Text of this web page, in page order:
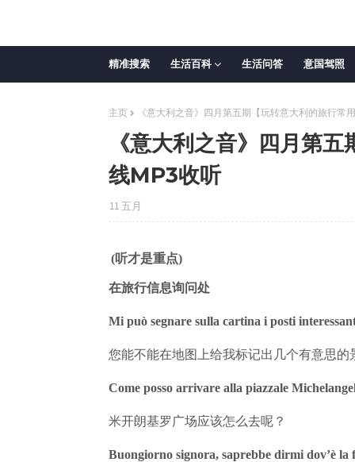
精准搜索 生活百科 生活问答 意国驾照
主页 《意大利之音》四月第五期【玩转意大利的旅行常
《意大利之音》四月第
线MP3收听
11 五月
(听才是重点)
在旅行信息询问处
Mi può segnare sulla cartina i posti
您能不能在地图上给我标记出几个有意思的
Come posso arrivare alla piazzale
米开朗基罗广场应该怎么去呢？
Buongiorno signora, saprebbe dirmi dov’è la